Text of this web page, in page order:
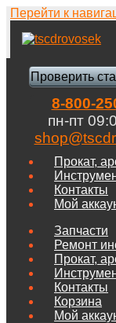
Перейти к
Проверить
8-800-
пн-пт
Прокат,
Контакты
Мой
Запчасти
Ремонт
Прокат,
Контакты
Корзина
Мой